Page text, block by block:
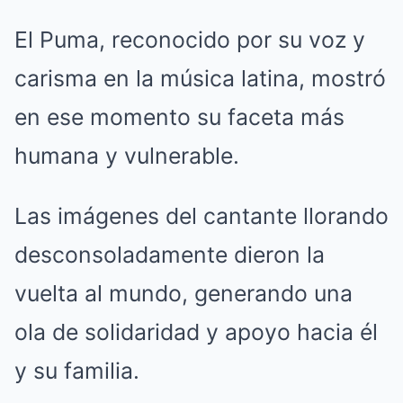
El Puma, reconocido por su voz y
carisma en la música latina, mostró
en ese momento su faceta más
humana y vulnerable.
Las imágenes del cantante llorando
desconsoladamente dieron la
vuelta al mundo, generando una
ola de solidaridad y apoyo hacia él
y su familia.